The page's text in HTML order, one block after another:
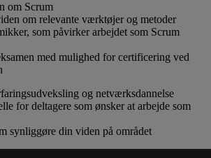
om Scrum
om relevante værktøjer og metoder
som påvirker arbejdet som Scrum
med mulighed for certificering ved
og netværksdannelse
for deltagere som ønsker at arbejde som
synliggøre din viden på området